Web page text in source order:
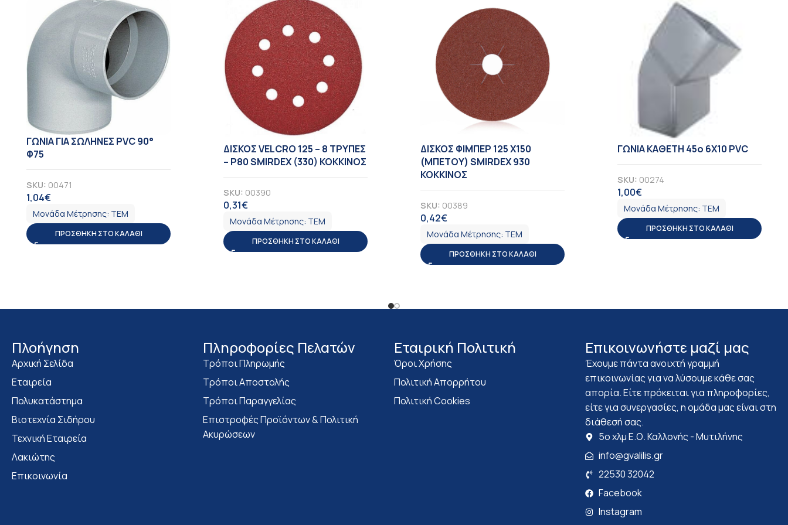
ΓΩΝΙΑ ΓΙΑ ΣΩΛΗΝΕΣ PVC 90°
Φ75
SKU: 00471
1,04€
Μονάδα Μέτρησης: ΤΕΜ
ΠΡΟΣΘΉΚΗ ΣΤΟ ΚΑΛΆΘΙ
ΔΙΣΚΟΣ VELCRO 125 – 8 TΡΥΠΕΣ
– Ρ80 SMIRDEX (330) ΚΟΚΚΙΝΟΣ
SKU: 00390
0,31€
Μονάδα Μέτρησης: ΤΕΜ
ΠΡΟΣΘΉΚΗ ΣΤΟ ΚΑΛΆΘΙ
ΔΙΣΚΟΣ ΦΙΜΠΕΡ 125 X150
(ΜΠΕΤΟΥ) SMIRDEX 930
ΚΟΚΚΙΝΟΣ
SKU: 00389
0,42€
Μονάδα Μέτρησης: ΤΕΜ
ΠΡΟΣΘΉΚΗ ΣΤΟ ΚΑΛΆΘΙ
ΓΩΝΙΑ ΚΑΘΕΤΗ 45ο 6Χ10 PVC
SKU: 00274
1,00€
Μονάδα Μέτρησης: ΤΕΜ
ΠΡΟΣΘΉΚΗ ΣΤΟ ΚΑΛΆΘΙ
Πλοήγηση
Αρχική Σελίδα
Εταιρεία
Πολυκατάστημα
Bιοτεχνία Σιδήρου
Τεχνική Εταιρεία
Λακιώτης
Επικοινωνία
Πληροφορίες Πελατών
Τρόποι Πληρωμής
Τρόποι Αποστολής
Τρόποι Παραγγελίας
Επιστροφές Προϊόντων & Πολιτική
Ακυρώσεων
Eταιρική Πολιτική
Όροι Χρήσης
Πολιτική Απορρήτου
Πολιτική Cookies
Επικοινωνήστε μαζί μας
Έχουμε πάντα ανοιχτή γραμμή
επικοινωνίας για να λύσουμε κάθε σας
απορία. Είτε πρόκειται για πληροφορίες,
είτε για συνεργασίες, η ομάδα μας είναι στη
διάθεσή σας.
5ο χλμ Ε.Ο. Καλλονής - Μυτιλήνης
info@gvalilis.gr
22530 32042
Facebook
Instagram